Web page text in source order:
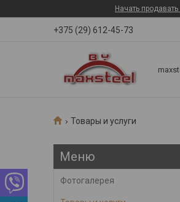
Начать
+375 (29) 612-45-73
Товары и услуги
Фотогалерея